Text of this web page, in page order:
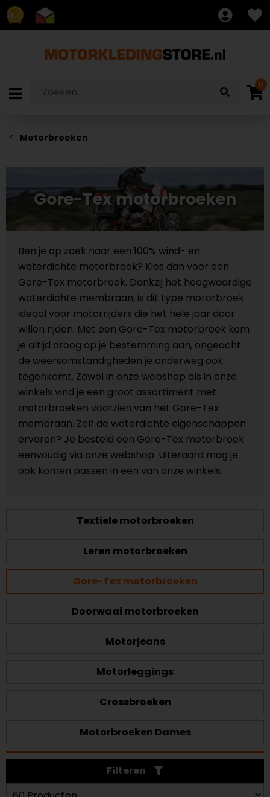
8.7
0
Motorbroeken
Gore-Tex motorbroeken
Ben je op zoek naar een 100% wind- en
waterdichte motorbroek? Kies dan voor een
Gore-Tex motorbroek. Dankzij het hoogwaardige
waterdichte membraan, is dit type motorbroek
ideaal voor motorrijders die het hele jaar door
willen rijden. Met een Gore-Tex motorbroek kom
je altijd droog op je bestemming aan, ongeacht
de weersomstandigheden je onderweg ook
tegenkomt. Zowel in onze webshop als in onze
winkels vind je een groot assortiment met
motorbroeken voorzien van het Gore-Tex
membraan. Zelf de waterdichte eigenschappen
ervaren? Je besteld een Gore-Tex motorbroek
eenvoudig via onze webshop. Uiteraard mag je
ook komen passen in een van onze winkels.
Textiele motorbroeken
Leren motorbroeken
Gore-Tex motorbroeken
Doorwaai motorbroeken
Motorjeans
Motorleggings
Crossbroeken
Motorbroeken Dames
Filteren